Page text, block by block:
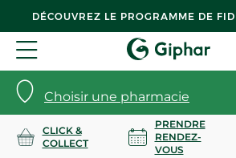
DÉCOUVREZ LE PROGRAMME DE
Choisir une pharmacie
CLICK &
COLLECT
PRENDRE
RENDEZ-
VOUS